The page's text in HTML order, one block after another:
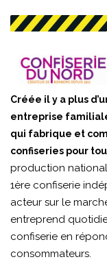
Créée il y a plus
entreprise
qui fabrique et
confiseries pour
production
1ère confiserie
acteur sur le
entreprend
confiserie en
consommateurs.